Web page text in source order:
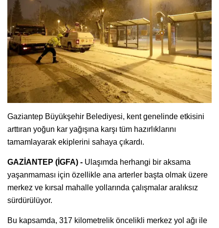
Gaziantep Büyükşehir Belediyesi, kent genelinde etkisini
arttıran yoğun kar yağışına karşı tüm hazırlıklarını
tamamlayarak ekiplerini sahaya çıkardı.
GAZİANTEP (İGFA) - Ulaşımda herhangi bir aksama
yaşanmaması için özellikle ana arterler başta olmak üzere
merkez ve kırsal mahalle yollarında çalışmalar aralıksız
sürdürülüyor.
Bu kapsamda, 317 kilometrelik öncelikli merkez yol ağı ile